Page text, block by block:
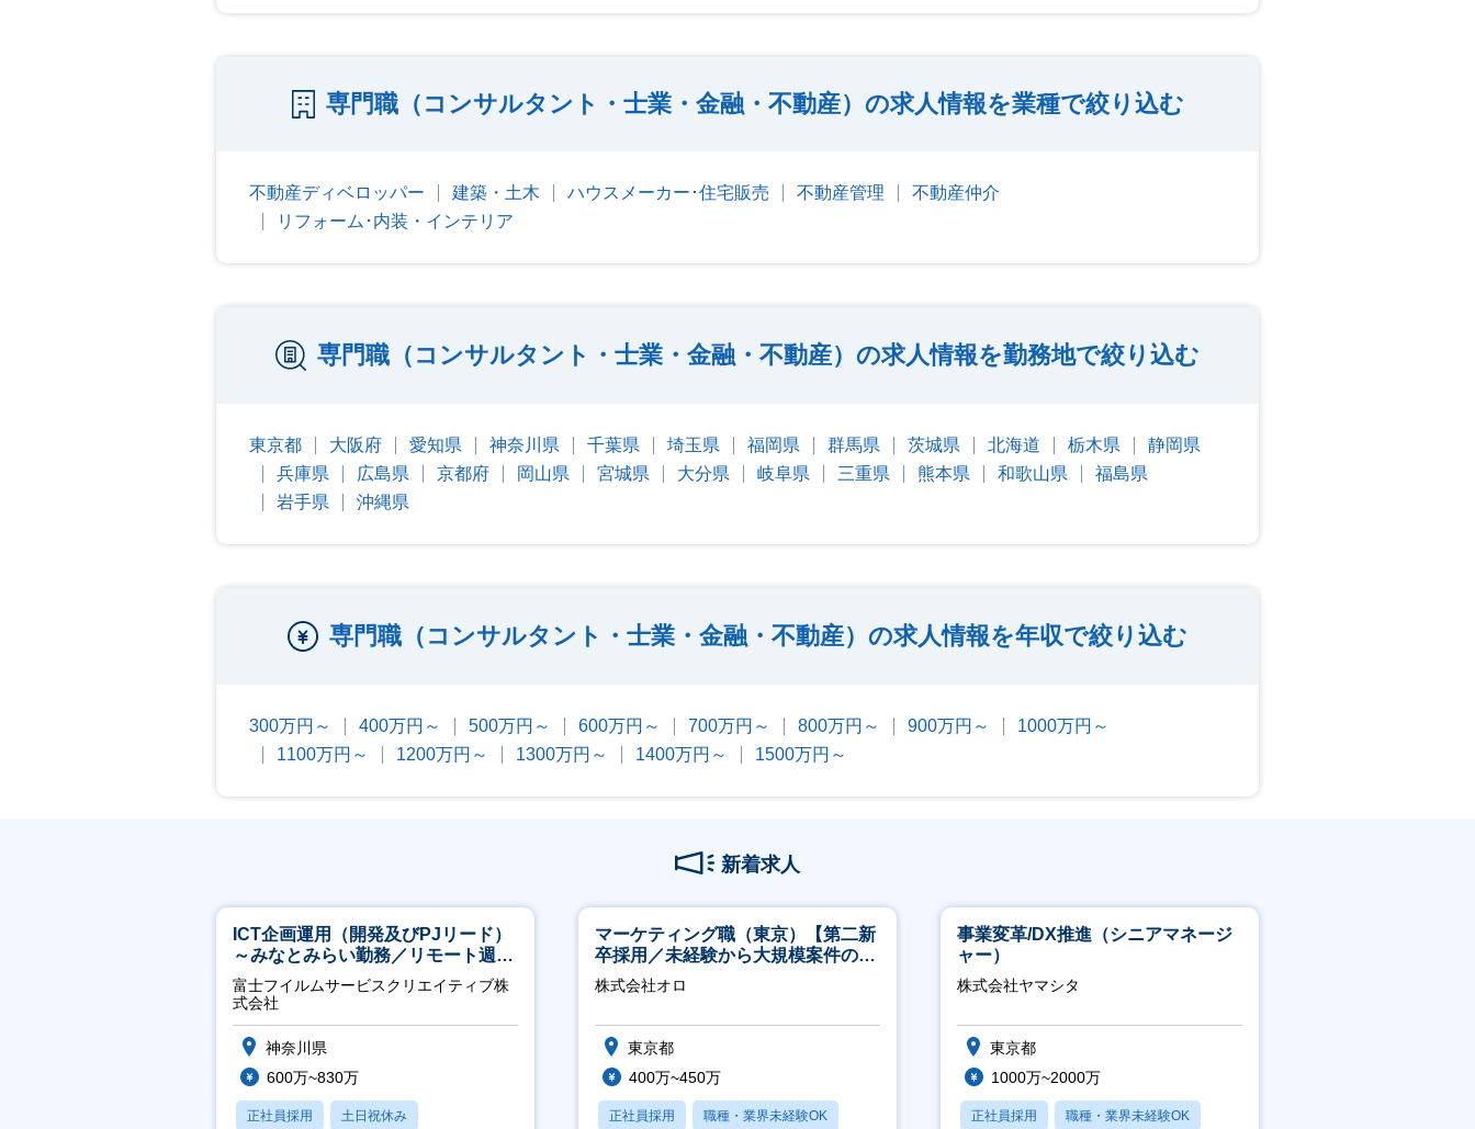
専門職（コンサルタント・士業・金融・不動産）の求人情報を業種で絞り込む
不動産ディベロッパー 建築・土木 ハウスメーカー･住宅販売 不動産管理
不動産仲介
リフォーム･内装・インテリア
専門職（コンサルタント・士業・金融・不動産）の求人情報を勤務地で絞り込む
東京都 大阪府 愛知県 神奈川県 千葉県 埼玉県 福岡県 群馬県 茨城県 北海道 栃木県
静岡県
兵庫県
広島県 京都府 岡山県 宮城県 大分県 岐阜県 三重県 熊本県 和歌山県
福島県
岩手県
沖縄県
専門職（コンサルタント・士業・金融・不動産）の求人情報を年収で絞り込む
300万円～ 400万円～ 500万円～ 600万円～ 700万円～ 800万円～ 900万円～
1000万円～
1100万円～
1200万円～ 1300万円～ 1400万円～ 1500万円～
新着求人
ICT企画運用（開発及びPJリード）
～みなとみらい勤務／リモート週
2OK／業務改善～
富士フイルムサービスクリエイティブ株
式会社
神奈川県
600万~830万
正社員採用 土日祝休み
マーケティング職（東京）【第二新
卒採用／未経験から大規模案件のマ
ーケティングが経験できる／研修充
実】
株式会社オロ
東京都
400万~450万
正社員採用 職種・業界未経験OK
事業変革/DX推進（シニアマネージ
ャー）
株式会社ヤマシタ
東京都
1000万~2000万
正社員採用 職種・業界未経験OK